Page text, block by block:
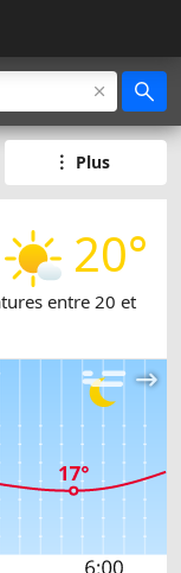
Plus
20°
entre 20 et